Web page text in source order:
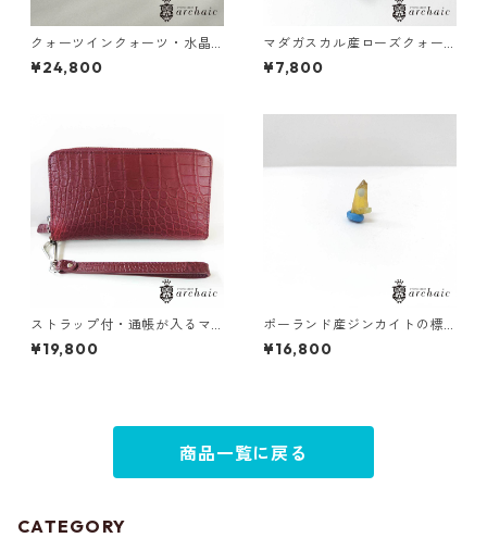
クォーツインクォーツ・水晶
のポイント(155g)
¥24,800
マダガスカル産ローズクォー
ツと水晶のブレスレット
¥7,800
ストラップ付・通帳が入るマ
ットクロコの長財布（全3色）
¥19,800
ポーランド産ジンカイトの標
本（黄）
¥16,800
商品一覧に戻る
CATEGORY